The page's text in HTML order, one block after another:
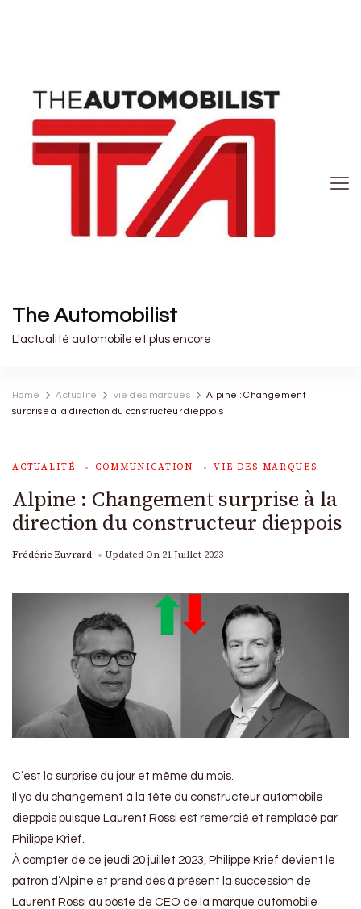
The Automobilist
L'actualité automobile et plus encore
Home Actualité vie des marques
Alpine : Changement
surprise à la direction du constructeur dieppois
ACTUALITÉ COMMUNICATION VIE DES MARQUES
Alpine : Changement surprise à la
direction du constructeur dieppois
Frédéric Euvrard Updated On 21 Juillet 2023
C’est la surprise du jour et même du mois.
Il ya du changement à la tête du constructeur automobile
dieppois puisque Laurent Rossi est remercié et remplacé par
Philippe Krief.
À compter de ce jeudi 20 juillet 2023, Philippe Krief devient le
patron d’Alpine et prend dès à présent la succession de
Laurent Rossi au poste de CEO de la marque automobile